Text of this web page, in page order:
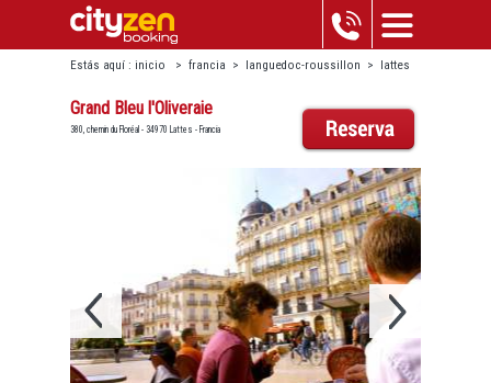
Estás aquí : inicio > francia > languedoc-roussillon > lattes
> grand bleu l'oliveraie
Grand Bleu l'Oliveraie
380, chemin du Floréal - 34970 Lattes - Francia